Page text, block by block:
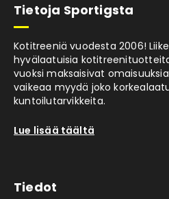
Tietoja Sportigsta
Kotitreeniä vuodesta 2006!
hyvälaatuisia
vuoksi maksaisivat
vaikeaa myydä joko
kuntoilutarvikkeita.
Lue lisää täältä
Tiedot